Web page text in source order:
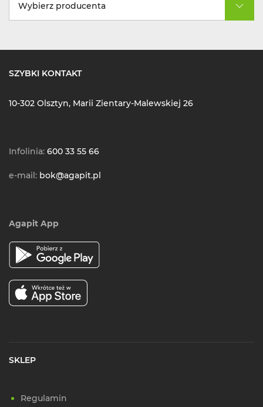
Wybierz producenta
SZYBKI KONTAKT
10-302 Olsztyn, Marii Zientary-Malewskiej 26
Infolinia: 600 33 55 66
e-mail: bok@agapit.pl
Agapit App
SKLEP
Regulamin